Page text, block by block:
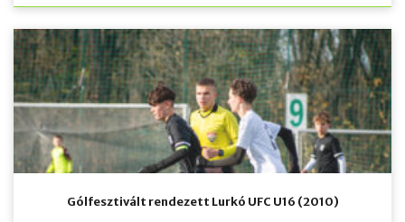
Gólfesztivált rendezett Lurkó UFC U16 (2010)